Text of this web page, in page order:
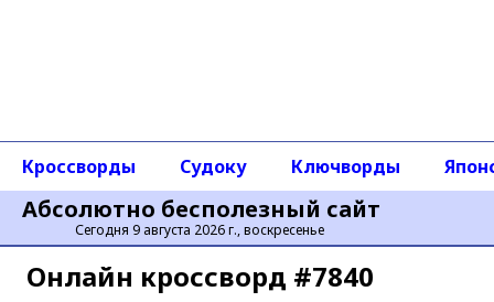
Абсолютно бесполезный сайт
Сегодня 9 августа 2026 г., воскресенье
Кроссворды Судоку Ключворды
Онлайн кроссворд #7840